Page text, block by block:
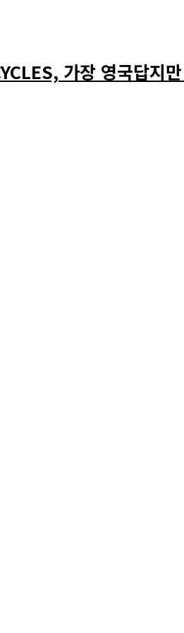
가장 영국답지